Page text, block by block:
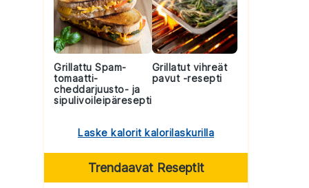
Grillattu Spam-
tomaatti-
cheddarjuusto- ja
sipulivoileipäresepti
Grillatut vihreät
pavut -resepti
Laske kalorit kalorilaskurilla
Trendaavat Reseptit